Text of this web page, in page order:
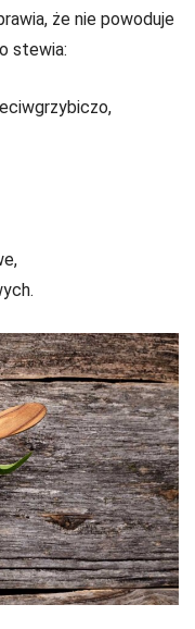
że nie powoduje
stewia: